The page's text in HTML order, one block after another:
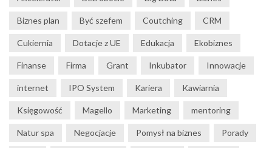
Biznes plan Być szefem Coutching CRM
Cukiernia Dotacje z UE Edukacja Ekobiznes
Finanse Firma Grant Inkubator Innowacje
internet IPO System Kariera Kawiarnia
Księgowość Magello Marketing mentoring
Natur spa Negocjacje Pomysł na biznes Porady